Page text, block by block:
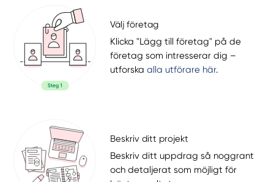
Välj företag
Klicka "Lägg till företag" på de
företag som intresserar dig –
utforskaalla utförare här.
Beskriv ditt projekt
Beskriv ditt uppdrag så noggrant
och detaljerat som möjligt för